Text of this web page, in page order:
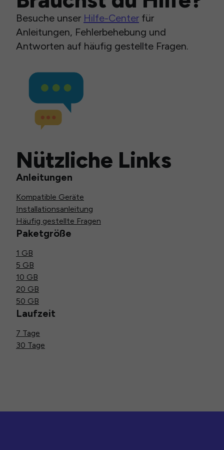
Besuche unser Hilfe-Center für
Anleitungen, Fehlerbehebung und
Antworten auf häufig gestellte Fragen.
Nützliche Links
Anleitungen
Kompatible Geräte
Installationsanleitung
Häufig gestellte Fragen
Paketgröße
1 GB
5 GB
10 GB
20 GB
50 GB
Laufzeit
7 Tage
30 Tage